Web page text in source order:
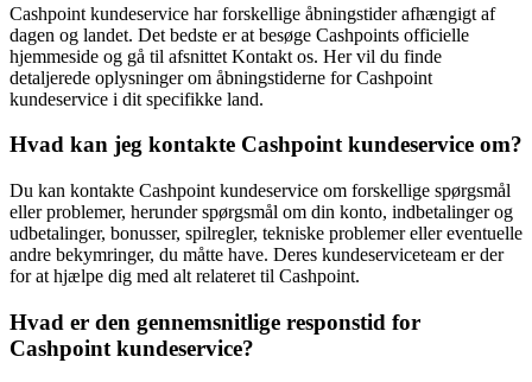
Cashpoint kundeservice har forskellige åbningstider afhængigt af
dagen og landet. Det bedste er at besøge Cashpoints officielle
hjemmeside og gå til afsnittet Kontakt os. Her vil du finde
detaljerede oplysninger om åbningstiderne for Cashpoint
kundeservice i dit specifikke land.
Hvad kan jeg kontakte Cashpoint kundeservice om?
Du kan kontakte Cashpoint kundeservice om forskellige spørgsmål
eller problemer, herunder spørgsmål om din konto, indbetalinger og
udbetalinger, bonusser, spilregler, tekniske problemer eller eventuelle
andre bekymringer, du måtte have. Deres kundeserviceteam er der
for at hjælpe dig med alt relateret til Cashpoint.
Hvad er den gennemsnitlige responstid for
Cashpoint kundeservice?